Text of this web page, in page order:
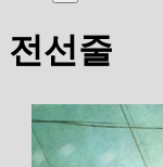
전선줄